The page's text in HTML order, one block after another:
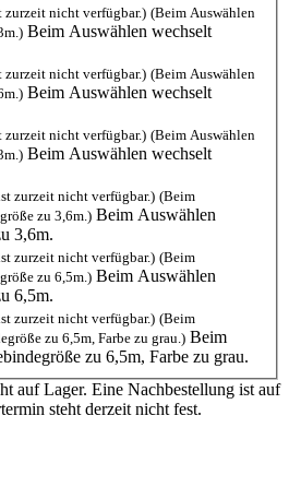
zurzeit nicht verfügbar.) (Beim Auswählen
Beim Auswählen wechselt
zurzeit nicht verfügbar.) (Beim Auswählen
Beim Auswählen wechselt
zurzeit nicht verfügbar.) (Beim Auswählen
Beim Auswählen wechselt
zurzeit nicht verfügbar.) (Beim
zu 3,6m.) Beim Auswählen
3,6m.
zurzeit nicht verfügbar.) (Beim
zu 6,5m.) Beim Auswählen
6,5m.
zurzeit nicht verfügbar.) (Beim
zu 6,5m, Farbe zu grau.) Beim
zu 6,5m, Farbe zu grau.
auf Lager. Eine Nachbestellung ist auf
steht derzeit nicht fest.